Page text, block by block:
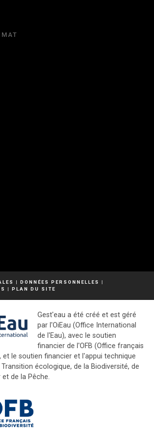
| DONNÉES PERSONNELLES
|
| PLAN DU SITE
Gest'eau a été créé et est géré
par l'OiEau (Office International
de l'Eau), avec le soutien
financier de l'OFB (Office français
et le soutien financier et l'appui technique
écologique, de la Biodiversité, de
et de la Pêche.